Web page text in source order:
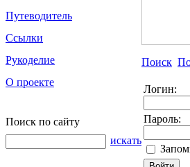
Путеводитель
Ссылки
Рукоделие
О проекте
Поиск по сайту
искать
Поиск
Логин:
Пароль: